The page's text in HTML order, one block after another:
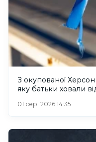
З окупованої
яку батьки ховали
01 сер. 2026 14:35